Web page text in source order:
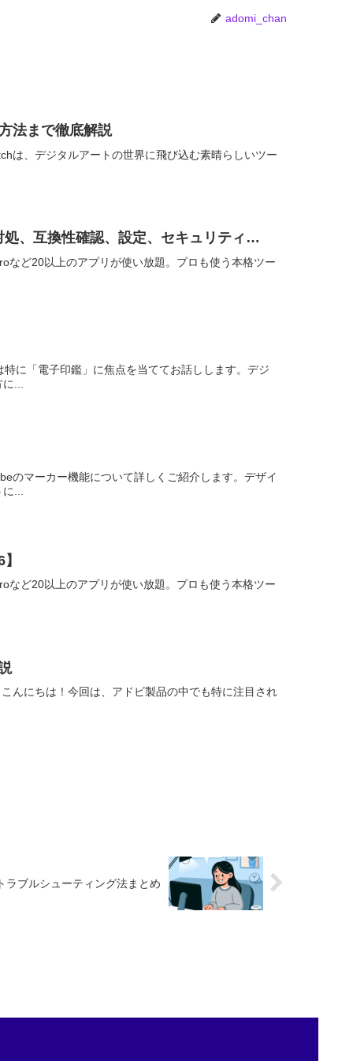
adomi_chan
法まで徹底解説
は、デジタルアートの世界に飛び込む素晴らしいツー
、互換性確認、設定、セキュリティ…
ど20以上のアプリが使い放題。プロも使う本格ツー
に「電子印鑑」に焦点を当ててお話しします。デジ
...
のマーカー機能について詳しくご紹介します。デザイ
...
ど20以上のアプリが使い放題。プロも使う本格ツー
んにちは！今回は、アドビ製品の中でも特に注目され
ラブルシューティング法まとめ